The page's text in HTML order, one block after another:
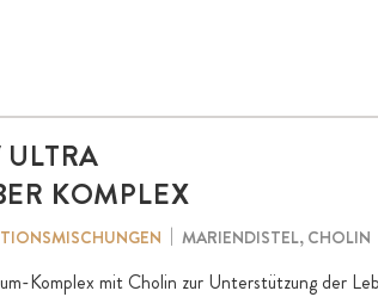
KOMPLEX
MARIENDISTEL, CHOLIN
Komplex mit Cholin zur Unterstützung der